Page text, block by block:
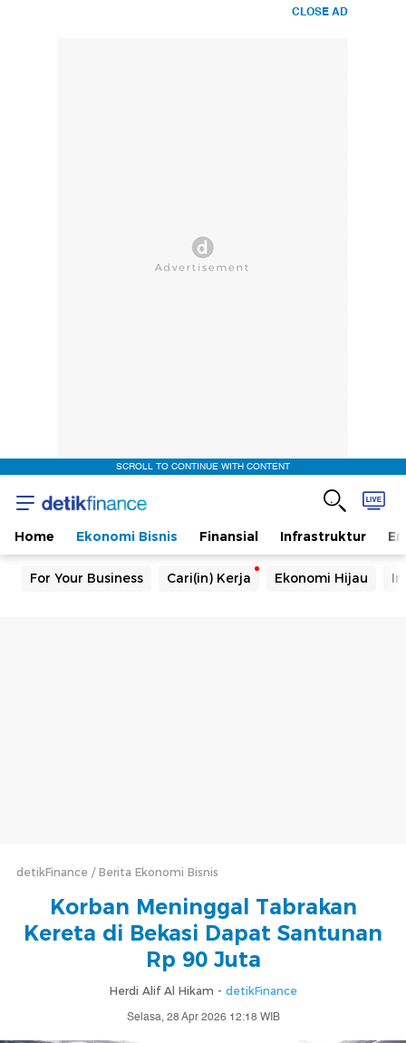
CLOSE AD
SCROLL TO CONTINUE WITH CONTENT
Home Ekonomi Bisnis Finansial Infrastruktur
For Your Business Cari(in) Kerja Ekonomi Hijau
detikFinance Berita Ekonomi Bisnis
Korban Meninggal Tabrakan
Kereta di Bekasi Dapat Santunan
Rp 90 Juta
Herdi Alif Al Hikam - detikFinance
Selasa, 28 Apr 2026 12:18 WIB